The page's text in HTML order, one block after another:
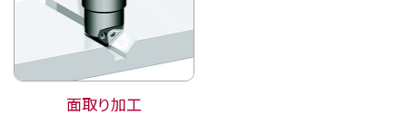
面取り加工